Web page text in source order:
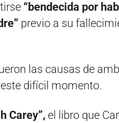
“bendecida por
previo a su
las causas de
difícil momento.
Carey”, el libro que